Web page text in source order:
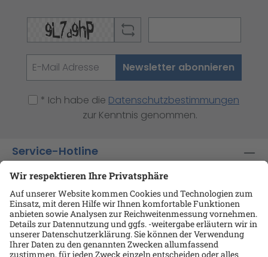
Newsletter abonnieren
* Ich habe die Datenschutzbestimmungen
zur Kenntnis genommen.
Service-Hotline
Shop-Service
Informationen